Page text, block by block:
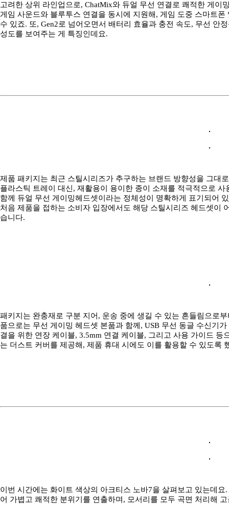
고려한 상위 라인업으로, ChatMix와 듀얼 무선 연결로 쾌적한 게이
게임 사운드와 블루투스 연결을 동시에 지원해, 게임 도중 스마트
수 있죠. 또, Gen2로 넘어오면서 배터리 효율과 충전 속도, 무선 안
성도를 보여주는 게 특징인데요.
제품 패키지는 최근 스틸시리즈가 추구하는 브랜드 방향성을 그대
플라스틱 트레이 대신, 재활용이 용이한 종이 소재를 적극적으로
함께 듀얼 무선 게이밍헤드셋이라는 정체성이 명확하게 표기되어
처음 제품을 접하는 소비자 입장에서도 해당 스틸시리즈 헤드셋이
습니다.
패키지는 완충재로 구분 지어, 운송 중에 생길 수 있는 흔들림으로
품으로는 무선 게이밍 헤드셋 본품과 함께, USB 무선 동글 수신기
결을 위한 연장 케이블, 3.5mm 연결 케이블, 그리고 사용 가이드
는 더스트 커버를 제공해, 제품 휴대 시에도 이를 활용할 수 있도록
이번 시간에는 화이트 색상의 아크티스 노바7을 살펴보고 있는데
어 가볍고 쾌적한 분위기를 연출하며, 모서리를 모두 곡면 처리해